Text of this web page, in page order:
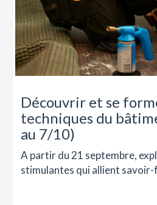
Découvrir et se
techniques du
au 7/10)
A partir du 21 septembre,
stimulantes qui allient savoir-